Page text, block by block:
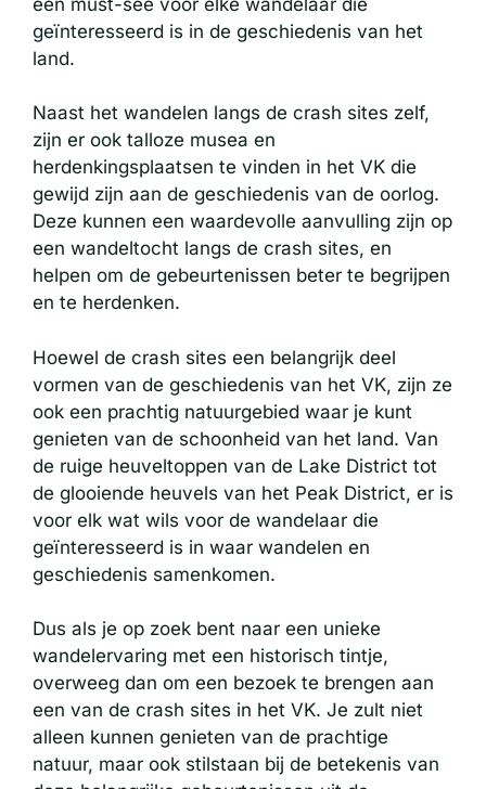
geïnteresseerd is in de geschiedenis van het
land.
Naast het wandelen langs de crash sites zelf,
zijn er ook talloze musea en
herdenkingsplaatsen te vinden in het VK die
gewijd zijn aan de geschiedenis van de oorlog.
Deze kunnen een waardevolle aanvulling zijn op
een wandeltocht langs de crash sites, en
helpen om de gebeurtenissen beter te begrijpen
en te herdenken.
Hoewel de crash sites een belangrijk deel
vormen van de geschiedenis van het VK, zijn ze
ook een prachtig natuurgebied waar je kunt
genieten van de schoonheid van het land. Van
de ruige heuveltoppen van de Lake District tot
de glooiende heuvels van het Peak District, er is
voor elk wat wils voor de wandelaar die
geïnteresseerd is in waar wandelen en
geschiedenis samenkomen.
Dus als je op zoek bent naar een unieke
wandelervaring met een historisch tintje,
overweeg dan om een bezoek te brengen aan
een van de crash sites in het VK. Je zult niet
alleen kunnen genieten van de prachtige
natuur, maar ook stilstaan bij de betekenis van